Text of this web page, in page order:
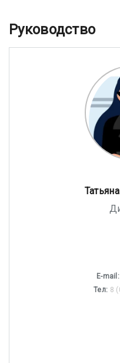
Руководство
E-mail:
Тел: 8